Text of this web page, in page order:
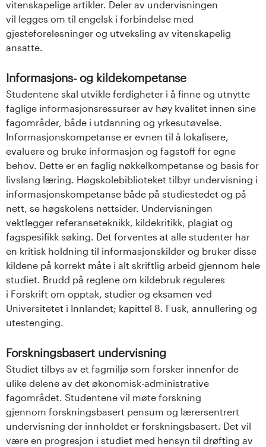
vitenskapelige artikler. Deler av undervisningen
vil legges om til engelsk i forbindelse med
gjesteforelesninger og utveksling av vitenskapelig
ansatte.
Informasjons- og kildekompetanse
Studentene skal utvikle ferdigheter i å finne og utnytte
faglige informasjonsressurser av høy kvalitet innen sine
fagområder, både i utdanning og yrkesutøvelse.
Informasjonskompetanse er evnen til å lokalisere,
evaluere og bruke informasjon og fagstoff for egne
behov. Dette er en faglig nøkkelkompetanse og basis for
livslang læring. Høgskolebiblioteket tilbyr undervisning i
informasjonskompetanse både på studiestedet og på
nett, se høgskolens nettsider. Undervisningen
vektlegger referanseteknikk, kildekritikk, plagiat og
fagspesifikk søking. Det forventes at alle studenter har
en kritisk holdning til informasjonskilder og bruker disse
kildene på korrekt måte i alt skriftlig arbeid gjennom hele
studiet. Brudd på reglene om kildebruk reguleres
i Forskrift om opptak, studier og eksamen ved
Universitetet i Innlandet; kapittel 8. Fusk, annullering og
utestenging.
Forskningsbasert undervisning
Studiet tilbys av et fagmiljø som forsker innenfor de
ulike delene av det økonomisk-administrative
fagområdet. Studentene vil møte forskning
gjennom forskningsbasert pensum og lærersentrert
undervisning der innholdet er forskningsbasert. Det vil
være en progresjon i studiet med hensyn til drøfting av